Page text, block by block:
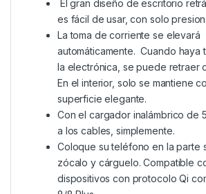
El gran diseño de escritorio
es fácil de usar, con solo
La toma de corriente se elevará
automáticamente. Cuando haya
la electrónica, se puede retraer
En elinterior, solo se mantiene
superficie elegante.
Con el cargador inalámbrico de
a los cables, simplemente.
Coloque su teléfono en la parte
zócalo y cárguelo. Compatible
dispositivos con protocolo Qi